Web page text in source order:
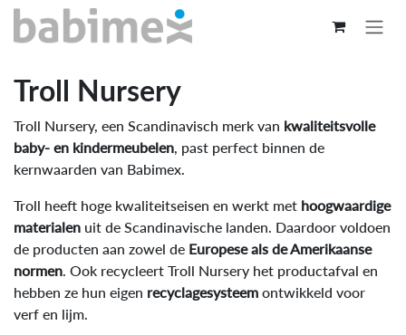
Overslaan naar inhoud
Troll Nursery
Troll Nursery, een Scandinavisch merk van kwaliteitsvolle
baby- en kindermeubelen, past perfect binnen de
kernwaarden van Babimex.
Troll heeft hoge kwaliteitseisen en werkt met hoogwaardige
materialen uit de Scandinavische landen. Daardoor voldoen
de producten aan zowel de Europese als de Amerikaanse
normen. Ook recycleert Troll Nursery het productafval en
hebben ze hun eigen recyclagesysteem ontwikkeld voor
verf en lijm.